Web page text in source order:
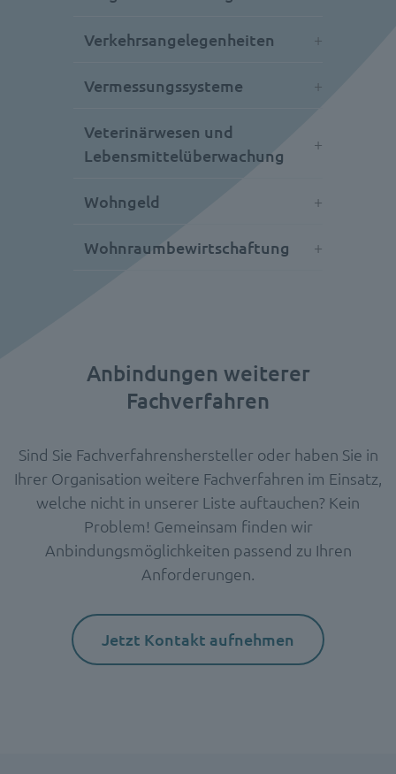
Verkehrsangelegenheiten
Vermessungssysteme
Veterinärwesen und
Lebensmittelüberwachung
Wohngeld
Wohnraumbewirtschaftung
Anbindungen weiterer
Fachverfahren
Sind Sie Fachverfahrenshersteller oder haben Sie in
Ihrer Organisation weitere Fachverfahren im Einsatz,
welche nicht in unserer Liste auftauchen? Kein
Problem! Gemeinsam finden wir
Anbindungsmöglichkeiten passend zu Ihren
Anforderungen.
Jetzt Kontakt aufnehmen